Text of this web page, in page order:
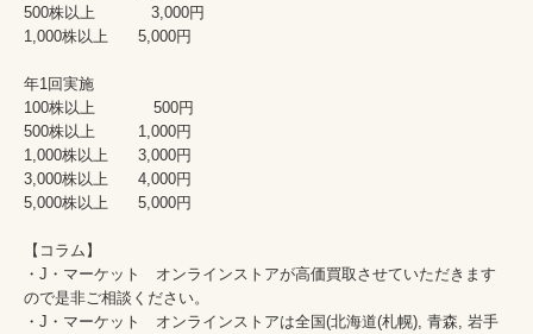
500株以上	　　　 3,000円
1,000株以上	5,000円
年1回実施
100株以上  	　500円
500株以上	        1,000円
1,000株以上	3,000円
3,000株以上	4,000円
5,000株以上	5,000円
【コラム】
・J・マーケット　オンラインストアが高価買取させていただきます
ので是非ご相談ください。
・J・マーケット　オンラインストアは全国(北海道(札幌), 青森, 岩手